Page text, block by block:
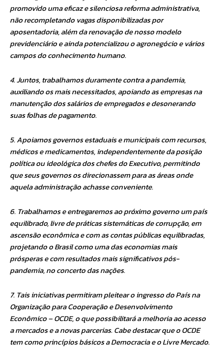
promovido uma eficaz e silenciosa reforma administrativa,
não recompletando vagas disponibilizadas por
aposentadoria, além da renovação de nosso modelo
previdenciário e ainda potencializou o agronegócio e vários
campos do conhecimento humano.
4. Juntos, trabalhamos duramente contra a pandemia,
auxiliando os mais necessitados, apoiando as empresas na
manutenção dos salários de empregados e desonerando
suas folhas de pagamento.
5. Apoiamos governos estaduais e municipais com recursos,
médicos e medicamentos, independentemente da posição
política ou ideológica dos chefes do Executivo, permitindo
que seus governos os direcionassem para as áreas onde
aquela administração achasse conveniente.
6. Trabalhamos e entregaremos ao próximo governo um país
equilibrado, livre de práticas sistemáticas de corrupção, em
ascensão econômica e com as contas públicas equilibradas,
projetando o Brasil como uma das economias mais
prósperas e com resultados mais significativos pós-
pandemia, no concerto das nações.
7. Tais iniciativas permitiram pleitear o ingresso do País na
Organização para Cooperação e Desenvolvimento
Econômico – OCDE, o que possibilitará a melhoria ao acesso
a mercados e a novas parcerias. Cabe destacar que o OCDE
tem como princípios básicos a Democracia e o Livre Mercado.